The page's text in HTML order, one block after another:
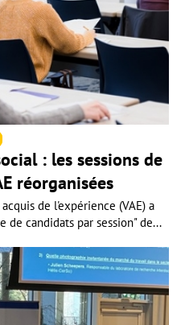
: les sessions de
réorganisées
de l'expérience (VAE) a
de candidats par session" de...